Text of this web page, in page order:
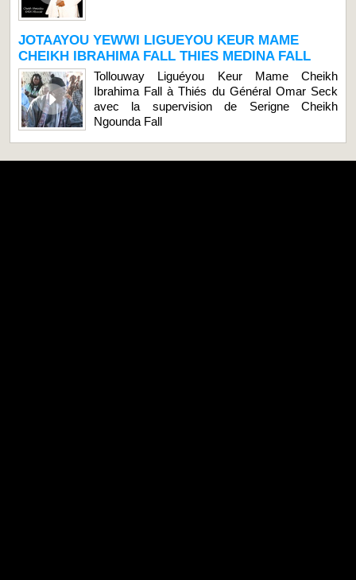
JOTAAYOU YEWWI LIGUEYOU KEUR MAME
CHEIKH IBRAHIMA FALL THIES MEDINA FALL
Tollouway Liguéyou Keur Mame Cheikh
Ibrahima Fall à Thiés du Général Omar Seck
avec la supervision de Serigne Cheikh
Ngounda Fall